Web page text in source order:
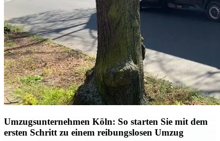
Umzugsunternehmen Köln: So starten Sie mit dem
ersten Schritt zu einem reibungslosen Umzug